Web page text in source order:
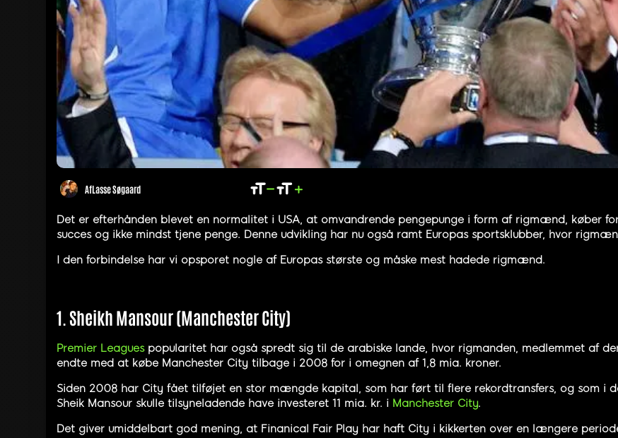
AfLasse Søgaard
Det er efterhånden blevet en normalitet i USA, at omvandrende pengepunge i form af rigmænd, køber
succes og ikke mindst tjene penge. Denne udvikling har nu også ramt Europas sportsklubber, hvor
I den forbindelse har vi opsporet nogle af Europas største og måske mest hadede rigmænd.
1. Sheikh Mansour (Manchester City)
Premier Leaguespopularitet har også spredt sig til de arabiske lande, hvor rigmanden, medlemmet af
endte med at købe Manchester City tilbage i 2008 for i omegnen af 1,8 mia. kroner.
Siden 2008 har City fået tilføjet en stor mængde kapital, som har ført til flere rekordtransfers, og som i
Sheik Mansour skulle tilsyneladende have investeret 11 mia. kr. i Manchester City.
Det giver umiddelbart god mening, at Finanical Fair Play har haft City i kikkerten over en længere